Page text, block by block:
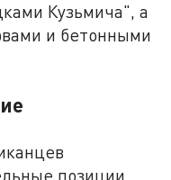
Кузьмича", а
и бетонными
позиции